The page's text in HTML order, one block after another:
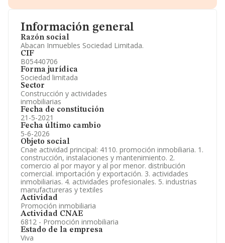
Información general
Razón social
Abacan Inmuebles Sociedad Limitada.
CIF
B05440706
Forma jurídica
Sociedad limitada
Sector
Construcción y actividades
inmobiliarias
Fecha de constitución
21-5-2021
Fecha último cambio
5-6-2026
Objeto social
Cnae actividad principal: 4110. promoción inmobiliaria. 1.
construcción, instalaciones y mantenimiento. 2.
comercio al por mayor y al por menor. distribución
comercial. importación y exportación. 3. actividades
inmobiliarias. 4. actividades profesionales. 5. industrias
manufactureras y textiles
Actividad
Promoción inmobiliaria
Actividad CNAE
6812 - Promoción inmobiliaria
Estado de la empresa
Viva
Accionistas.
Artículos de prensa publicados sobre la empresa.
Información oficial y registral complementaria.